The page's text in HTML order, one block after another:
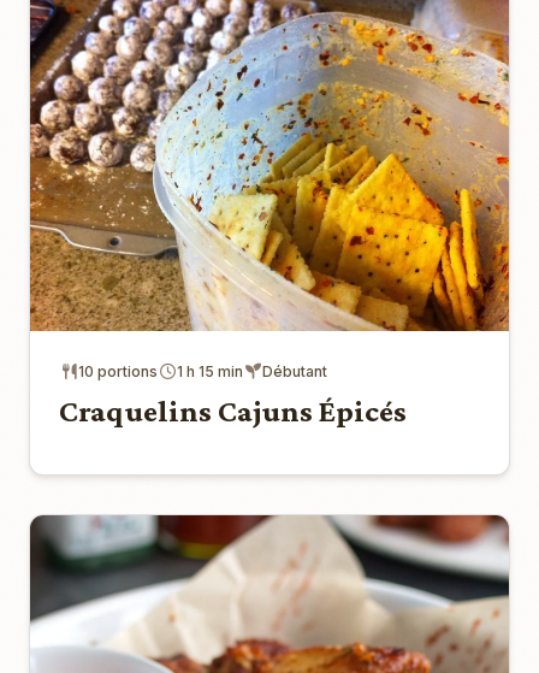
10 portions 1 h 15 min Débutant
Craquelins Cajuns Épicés